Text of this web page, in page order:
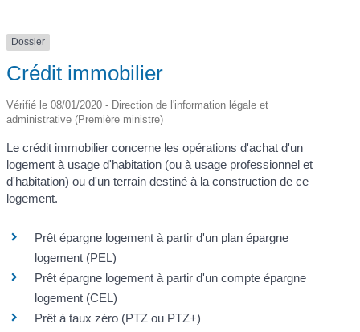
Dossier
Crédit immobilier
Vérifié le 08/01/2020 - Direction de l'information légale et
administrative (Première ministre)
Le crédit immobilier concerne les opérations d'achat d'un
logement à usage d'habitation (ou à usage professionnel et
d'habitation) ou d'un terrain destiné à la construction de ce
logement.
Prêt épargne logement à partir d'un plan épargne
logement (PEL)
Prêt épargne logement à partir d'un compte épargne
logement (CEL)
Prêt à taux zéro (PTZ ou PTZ+)